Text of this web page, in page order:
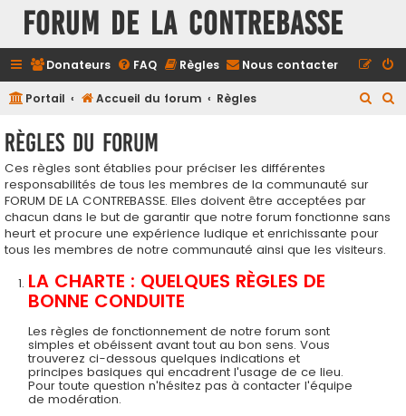
FORUM DE LA CONTREBASSE
Donateurs FAQ Règles Nous contacter
Portail Accueil du forum Règles
r
c
Règles du forum
Ces règles sont établies pour préciser les différentes
responsabilités de tous les membres de la communauté sur
FORUM DE LA CONTREBASSE. Elles doivent être acceptées par
chacun dans le but de garantir que notre forum fonctionne sans
heurt et procure une expérience ludique et enrichissante pour
tous les membres de notre communauté ainsi que les visiteurs.
LA CHARTE : QUELQUES RÈGLES DE
BONNE CONDUITE
Les règles de fonctionnement de notre forum sont
simples et obéissent avant tout au bon sens. Vous
trouverez ci-dessous quelques indications et
principes basiques qui encadrent l'usage de ce lieu.
Pour toute question n'hésitez pas à contacter l'équipe
de modération.